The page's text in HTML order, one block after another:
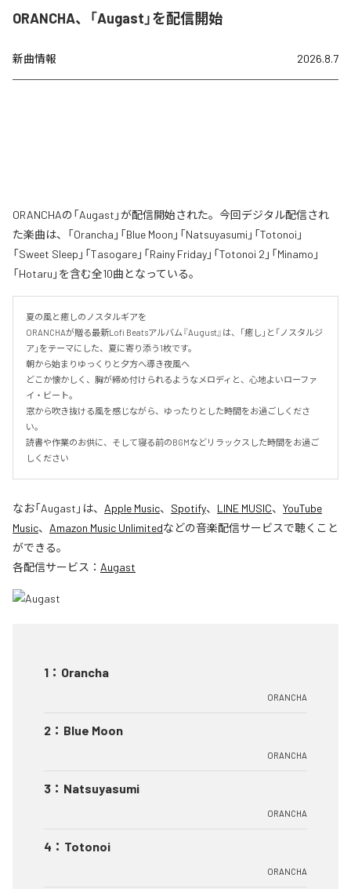
ORANCHA、「Augast」を配信開始
新曲情報 2026.8.7
ORANCHAの「Augast」が配信開始された。今回デジタル配信され
た楽曲は、「Orancha」「Blue Moon」「Natsuyasumi」「Totonoi」
「Sweet Sleep」「Tasogare」「Rainy Friday」「Totonoi 2」「Minamo」
「Hotaru」を含む全10曲となっている。
夏の風と癒しのノスタルギアを
ORANCHAが贈る最新Lofi Beatsアルバム『August』は、「癒し」と「ノスタルジ
ア」をテーマにした、夏に寄り添う1枚です。
朝から始まりゆっくりと夕方へ導き夜風へ
どこか懐かしく、胸が締め付けられるようなメロディと、心地よいローファ
イ・ビート。
窓から吹き抜ける風を感じながら、ゆったりとした時間をお過ごしくださ
い。
読書や作業のお供に、そして寝る前のBGMなどリラックスした時間をお過ご
しください
なお「Augast 」は、 Apple Music、 Spotify、 LINE MUSIC、 YouTube
Music、 Amazon Music Unlimitedなどの音楽配信サービスで聴くこと
ができる。
各配信サービス： Augast
1 ： Orancha
ORANCHA
2 ： Blue Moon
ORANCHA
3 ： Natsuyasumi
ORANCHA
4 ： Totonoi
ORANCHA